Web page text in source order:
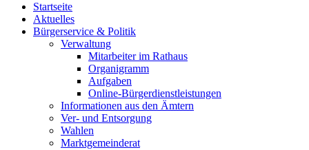
Startseite
Aktuelles
Bürgerservice & Politik
Verwaltung
Mitarbeiter im Rathaus
Organigramm
Aufgaben
Online-Bürgerdienstleistungen
Informationen aus den Ämtern
Ver- und Entsorgung
Wahlen
Marktgemeinderat